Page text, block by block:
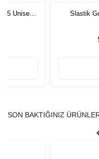
55 Unisex
Slastik
SON BAKTIĞINIZ